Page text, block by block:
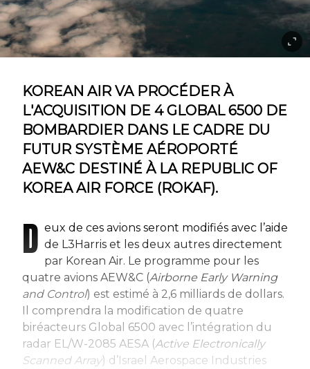
KOREAN AIR VA PROCÉDER À
L'ACQUISITION DE 4 GLOBAL 6500 DE
BOMBARDIER DANS LE CADRE DU
FUTUR SYSTÈME AÉROPORTÉ
AEW&C DESTINÉ À LA REPUBLIC OF
KOREA AIR FORCE (ROKAF).
D eux de ces avions seront modifiés avec l’aide
de L3Harris et les deux autres directement
par Korean Air. Le programme pour les
quatre avions AEW&C (Airborne Early Warning
and Control) est estimé à 2,6 milliards de dollars.
Il comprendra la modification de quatre
biréacteurs Global 6500 avec l’intégration du
radar EL/W-2085 AESA (Active Electronically
Scanned Array) d’Israel Aerospace Industries